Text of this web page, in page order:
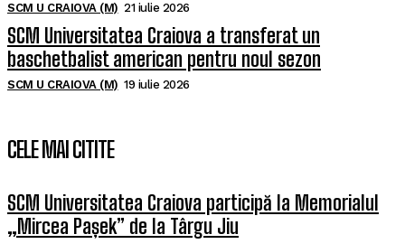
SCM U CRAIOVA (M) 21 iulie 2026
SCM Universitatea Craiova a transferat un
baschetbalist american pentru noul sezon
SCM U CRAIOVA (M) 19 iulie 2026
CELE MAI CITITE
SCM Universitatea Craiova participă la Memorialul
„Mircea Pașek” de la Târgu Jiu